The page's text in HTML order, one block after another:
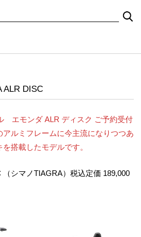
ALR DISC
エモンダ ALR ディスク ご予約受付
アルミフレームに今主流になりつつあ
搭載したモデルです。
（シマノTIAGRA）税込定価 189,000